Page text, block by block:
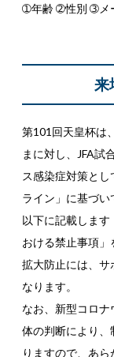
➀年齢 ➁性別 ➂メ
来
第101回天皇杯は
まに対し、JFA試
ス感染症対策とし
ライン」に基づい
以下に記載しま
おける禁止事項
拡大防止には、サ
なります。
なお、新型コロ
体の判断により、
りますので、あら